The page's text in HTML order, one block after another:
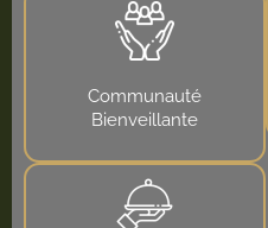
Communauté
Bienveillante